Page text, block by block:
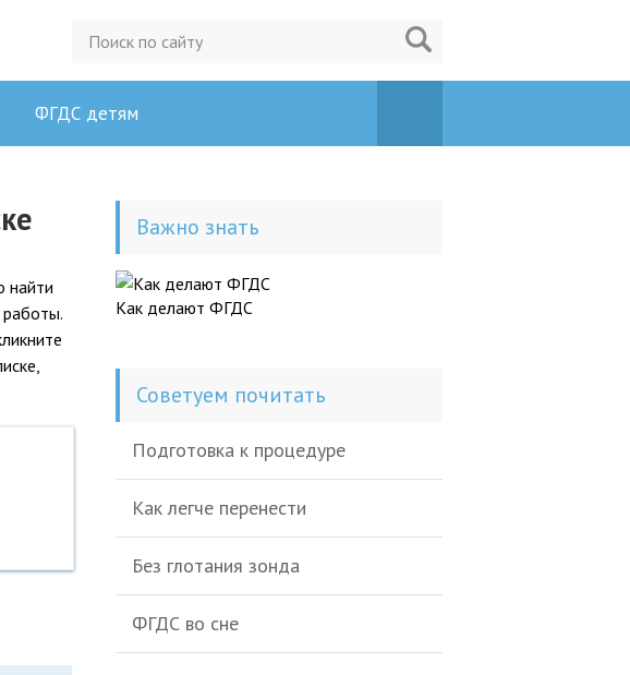
ФГДС детям
найти
работы.
Важно знать
Как делают ФГДС
Советуем почитать
Подготовка к процедуре
Как легче перенести
Без глотания зонда
ФГДС во сне